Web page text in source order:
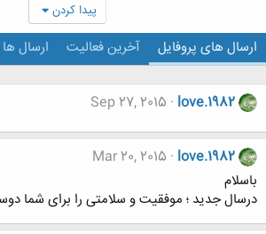
پیدا کردن
ارسال های پروفایل آخرین فعالیت ارسال ها
love.1982
Sep 27, 2015
love.1982
Mar 20, 2015
باسلام
درسال جدید ؛ موفقیت و سلامتی را برای شما